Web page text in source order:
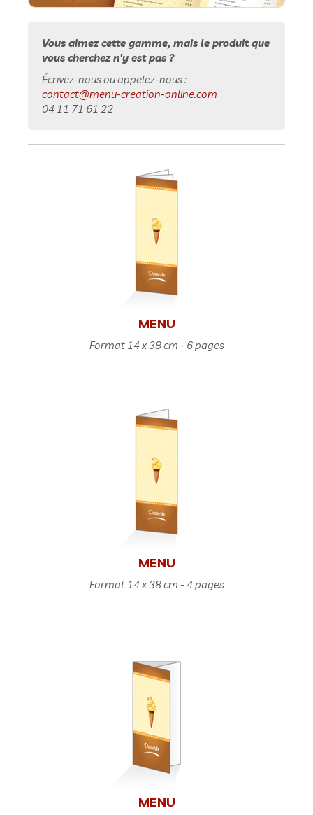
Vous aimez cette gamme, mais le produit que
vous cherchez n'y est pas ?
Écrivez-nous ou appelez-nous :
contact@menu-creation-online.com
04 11 71 61 22
MENU
Format 14 x 38 cm - 6 pages
MENU
Format 14 x 38 cm - 4 pages
MENU